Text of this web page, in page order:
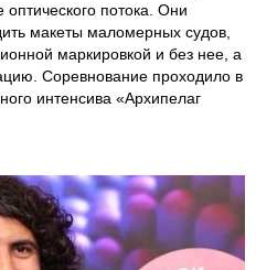
потока. Они
макеты маломерных судов,
маркировкой и без нее, а
Соревнование проходило в
интенсива «Архипелаг